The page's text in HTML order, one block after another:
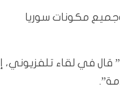
مكونات سوريا
قال في لقاء تلفزيوني،